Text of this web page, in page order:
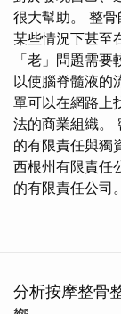
很大幫助。 整
某些情況下甚至
「老」問題需
以使腦脊髓液的
單可以在網路上
法的商業組織。
的有限責任與獨
西根州有限責任
的有限責任公司。
分析按摩整骨